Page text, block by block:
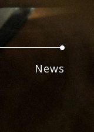
News